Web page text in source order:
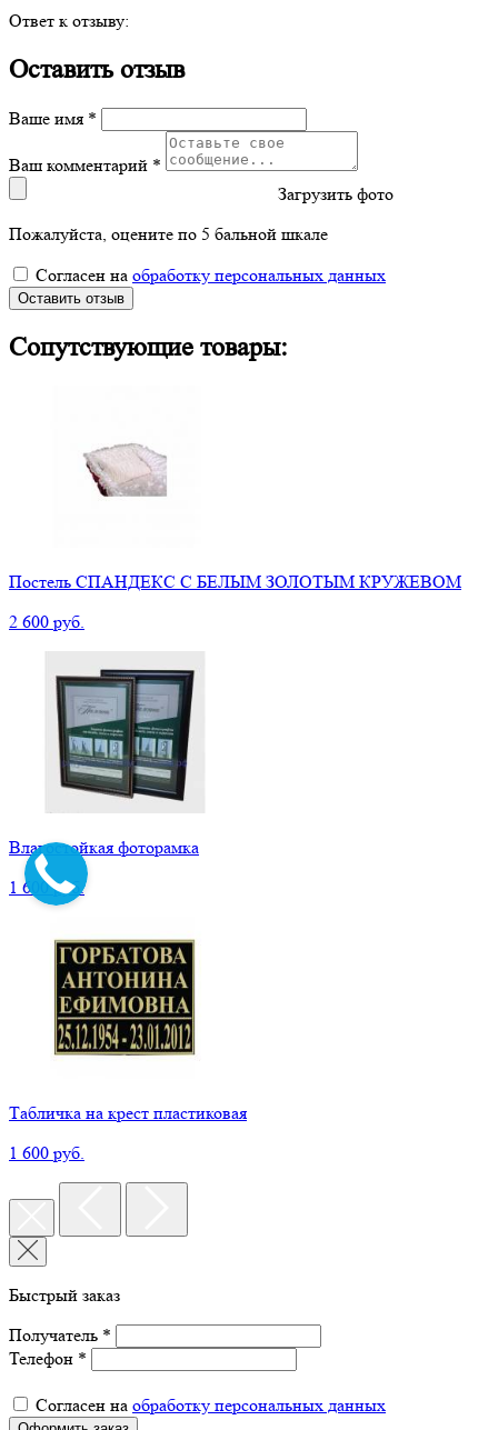
Ответ к отзыву:
Оставить отзыв
Ваше имя *
Ваш комментарий *
Загрузить фото
Пожалуйста, оцените по 5 бальной шкале
Согласен на обработку персональных данных
Оставить отзыв
Сопутствующие товары:
Постель СПАНДЕКС С БЕЛЫМ ЗОЛОТЫМ КРУЖЕВОМ
2 600 руб.
Влагостойкая фоторамка
1 600 руб.
Табличка на крест пластиковая
1 600 руб.
Быстрый заказ
Получатель *
Телефон *
Согласен на обработку персональных данных